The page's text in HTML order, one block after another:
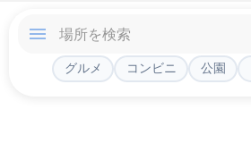
グルメ コンビニ 公園